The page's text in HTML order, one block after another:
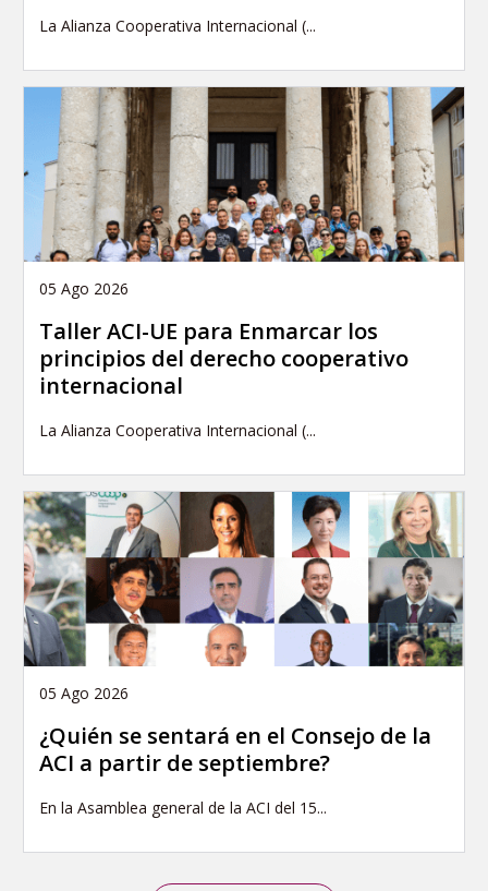
La Alianza Cooperativa Internacional (...
05 Ago 2026
Taller ACI-UE para Enmarcar los
principios del derecho cooperativo
internacional
La Alianza Cooperativa Internacional (...
05 Ago 2026
¿Quién se sentará en el Consejo de la
ACI a partir de septiembre?
En la Asamblea general de la ACI del 15...